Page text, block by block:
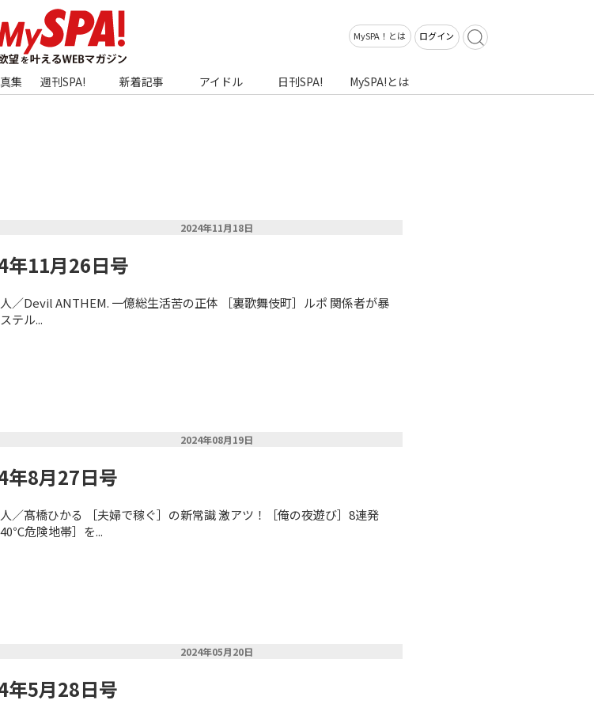
MySPA！とは ログイン
集 週刊SPA! 新着記事 アイドル 日刊SPA! MySPA!とは
2024年11月18日
年11月26日号
／Devil ANTHEM. 一億総生活苦の正体 ［裏歌舞伎町］ルポ 関係者が暴
テル...
2024年08月19日
年8月27日号
／髙橋ひかる ［夫婦で稼ぐ］の新常識 激アツ！［俺の夜遊び］8連発
40℃危険地帯］を...
2024年05月20日
年5月28日号